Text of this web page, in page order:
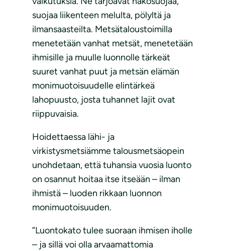
suojaa liikenteen melulta, pölyltä ja
ilmansaasteilta. Metsätaloustoimilla
menetetään vanhat metsät, menetetään
ihmisille ja muulle luonnolle tärkeät
suuret vanhat puut ja metsän elämän
monimuotoisuudelle elintärkeä
lahopuusto, josta tuhannet lajit ovat
riippuvaisia.
Hoidettaessa lähi- ja
virkistysmetsiämme talousmetsäopein
unohdetaan, että tuhansia vuosia luonto
on osannut hoitaa itse itseään – ilman
ihmistä – luoden rikkaan luonnon
monimuotoisuuden.
”Luontokato tulee suoraan ihmisen iholle
– ja sillä voi olla arvaamattomia